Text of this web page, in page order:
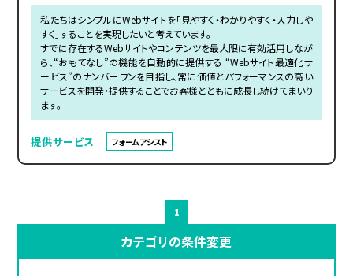
私たちはシンプルにWebサイトを「見やすく・わかりやすく・入力しや
すく」することを実現したいと考えています。
すでに存在するWebサイトやコンテンツを最大限に有効活用しなが
ら、“おもてなし”の機能を自動的に提供する “Webサイト最適化サ
ービス”のナンバーワンを目指し、常に価値とパフォーマンスの高い
サービスを開発・提供することでお客様とともに成長し続けてまいり
ます。
提供サービス フォームアシスト
1
カテゴリの条件変更